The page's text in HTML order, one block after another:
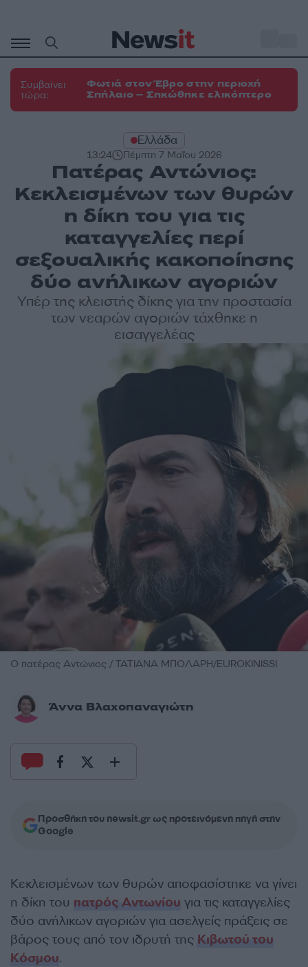
περιεχόμενο
Συμβαίνει
τώρα:
Φωτιά στον Έβρο στην περιοχή
Σπήλαιο – Σηκώθηκε ελικόπτερο
Ελλάδα
13:24 Πέμπτη 7 Μαΐου 2026
Πατέρας Αντώνιος:
Κεκλεισμένων των θυρών
η δίκη του για τις
καταγγελίες περί
σεξουαλικής κακοποίησης
δύο ανήλικων αγοριών
Υπέρ της κλειστής δίκης για την προστασία
των νεαρών αγοριών τάχθηκε η
εισαγγελέας
Ο πατέρας Αντώνιος / ΤΑΤΙΑΝΑ ΜΠΟΛΑΡΗ/EUROKINISSI
Άννα Βλαχοπαναγιώτη
Προσθήκη του newsit.gr ως προτεινόμενη πηγή στην
Google
Κεκλεισμένων των θυρών αποφασίστηκε να γίνει
η δίκη του πατρός Αντωνίου για τις καταγγελίες
δύο ανήλικων αγοριών για ασελγείς πράξεις σε
βάρος τους από τον ιδρυτή της Κιβωτού του
Κόσμου.